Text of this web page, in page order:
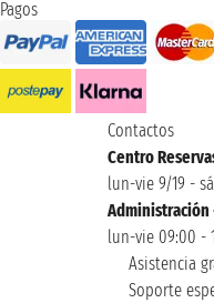
Pagos
Contactos
Centro
lun-vie 9/19 -
Administración
lun-vie 09:00 -
Asistencia
Soporte